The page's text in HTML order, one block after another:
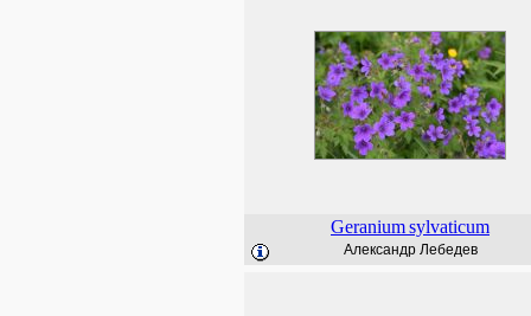
Geraniumsylvaticum
Александр Лебедев